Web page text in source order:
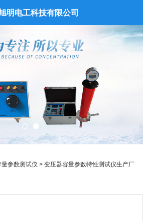
明电工科技有限公司
参数测试仪 > 变压器容量参数特性测试仪生产厂